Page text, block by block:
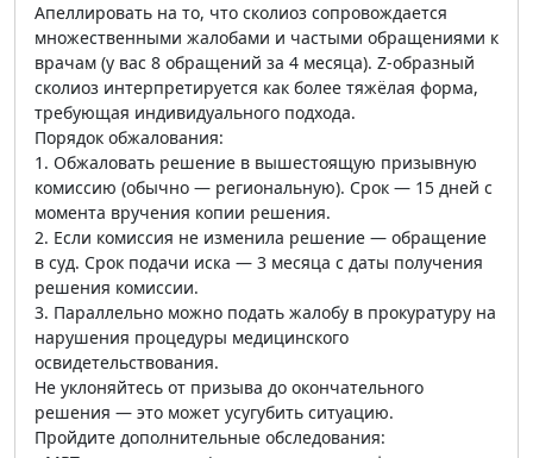
Апеллировать на то, что сколиоз сопровождается
множественными жалобами и частыми обращениями к
врачам (у вас 8 обращений за 4 месяца). Z-образный
сколиоз интерпретируется как более тяжёлая форма,
требующая индивидуального подхода.
Порядок обжалования:
1. Обжаловать решение в вышестоящую призывную
комиссию (обычно — региональную). Срок — 15 дней с
момента вручения копии решения.
2. Если комиссия не изменила решение — обращение
в суд. Срок подачи иска — 3 месяца с даты получения
решения комиссии.
3. Параллельно можно подать жалобу в прокуратуру на
нарушения процедуры медицинского
освидетельствования.
Не уклоняйтесь от призыва до окончательного
решения — это может усугубить ситуацию.
Пройдите дополнительные обследования: